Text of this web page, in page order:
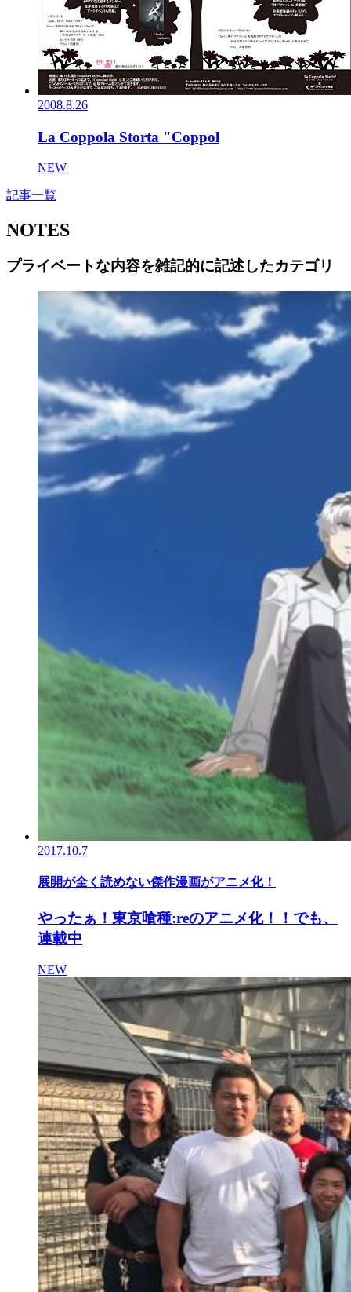
2008.8.26
La Coppola Storta "Coppol
NEW
記事一覧
NOTES
プライベートな内容を雑記的に記述したカテゴリ
2017.10.7
展開が全く読めない傑作漫画がアニメ化！
やったぁ！東京喰種:reのアニメ化！！でも、
連載中
NEW